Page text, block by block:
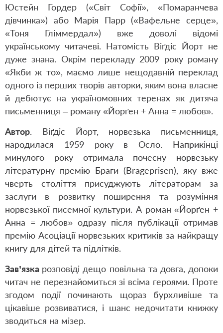
Юстейн Гордер («Світ Софії», «Помаранчева
дівчинка») або Марія Парр («Вафельне серце»,
«Тоня Гліммердал») вже доволі відомі
українському читачеві. Натомість Віґдіс Йорт не
дуже знана. Окрім перекладу 2009 року роману
«Якби ж то», маємо лише нещодавній переклад
одного із перших творів авторки, яким вона власне
й дебютує на україномовних теренах як дитяча
письменниця – роману «Йорґен + Анна = любов».
Автор. Віґдіс Йорт, норвезька письменниця,
народилася 1959 року в Осло. Наприкінці
минулого року отримала почесну норвезьку
літературну премію Браги (Brageprisen), яку вже
чверть століття присуджують літераторам за
заслуги в розвитку поширення та розуміння
норвезької писемної культури. А роман «Йорґен +
Анна = любов» одразу після публікації отримав
премію Асоціації норвезьких критиків за найкращу
книгу для дітей та підлітків.
Зав’язка розповіді дещо повільна та довга, допоки
читач не перезнайомиться зі всіма героями. Проте
згодом події починають щораз бурхливіше та
цікавіше розвиватися, і шанс недочитати книжку
зводиться на мізер.